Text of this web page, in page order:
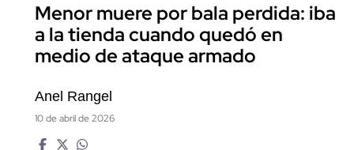
Menor muere por bala perdida: iba
a la tienda cuando quedó en
medio de ataque armado
Anel Rangel
10 de abril de 2026